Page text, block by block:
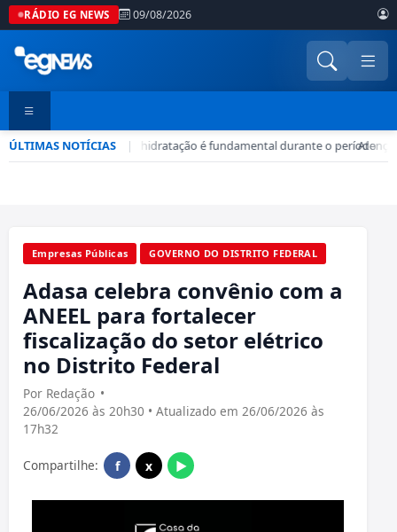
RÁDIO EG NEWS 09/08/2026
ÚLTIMAS NOTÍCIAS |
Seca no DF: hidratação é fundamental durante o período
•
Empresas Públicas GOVERNO DO DISTRITO FEDERAL
Adasa celebra convênio com a
ANEEL para fortalecer
fiscalização do setor elétrico
no Distrito Federal
Por Redação •
26/06/2026 às 20h30 • Atualizado em 26/06/2026 às
17h32
Compartilhe: f x ▶